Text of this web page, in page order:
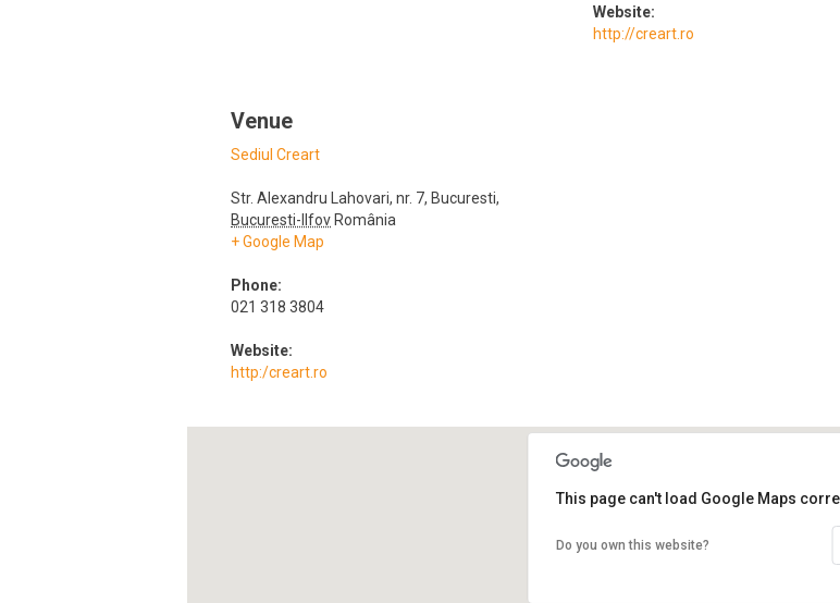
Website:
http://creart.ro
Venue
Sediul Creart
Str. Alexandru Lahovari, nr. 7, Bucuresti,
Bucuresti-Ilfov România
+ Google Map
Phone:
021 318 3804
Website:
http:/creart.ro
This page can't load Google Maps
Do you own this website?